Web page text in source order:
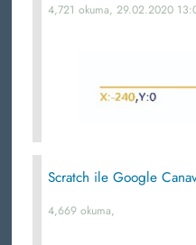
4,721 okuma, 29.02.2020
Scratch ile Google
4,669 okuma,